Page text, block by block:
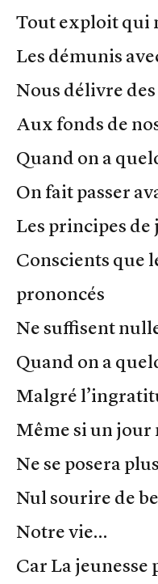
Tout exploit qui
Les démunis
Nous délivre
Aux fonds de
Quand on a
On fait passer
Les principes de
Conscients que
prononcés
Ne suffisent
Quand on a
Malgré
Même si un
Ne se posera
Nul sourire de
Notre vie…
Car La jeunesse